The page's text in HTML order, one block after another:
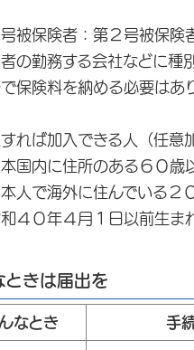
被保険者：第２号被保険
の勤務する会社などに種
保険料を納める必要はあ
れば加入できる人（任意
国内に住所のある６０歳
人で海外に住んでいる２
４０年４月１日以前生ま
ときは届出を
なとき 手